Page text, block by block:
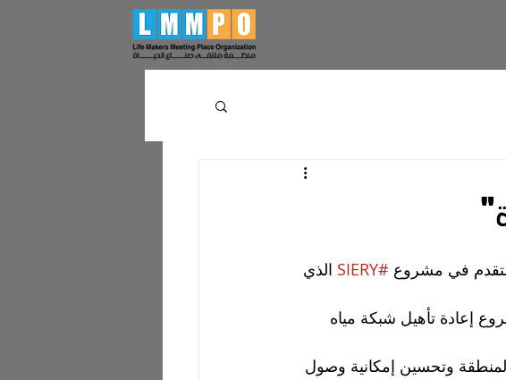
في مشروع #SIERY
الذي
إعادة تأهيل شبكة مياه
وتحسين إمكانية وصول